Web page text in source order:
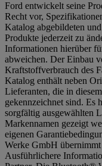
Ford entwickelt seine
Recht vor,
Katalog abgebildeten
Produkte jederzeit zu
Informationen hierüber
abweichen. Der Einbau
Kraftstoffverbrauch des
Katalog enthält neben
Lieferanten, die in
gekennzeichnet sind. Es
sorgfältig ausgewählten
Markennamen gezeigt
eigenen
Werke GmbH
Ausführlichere